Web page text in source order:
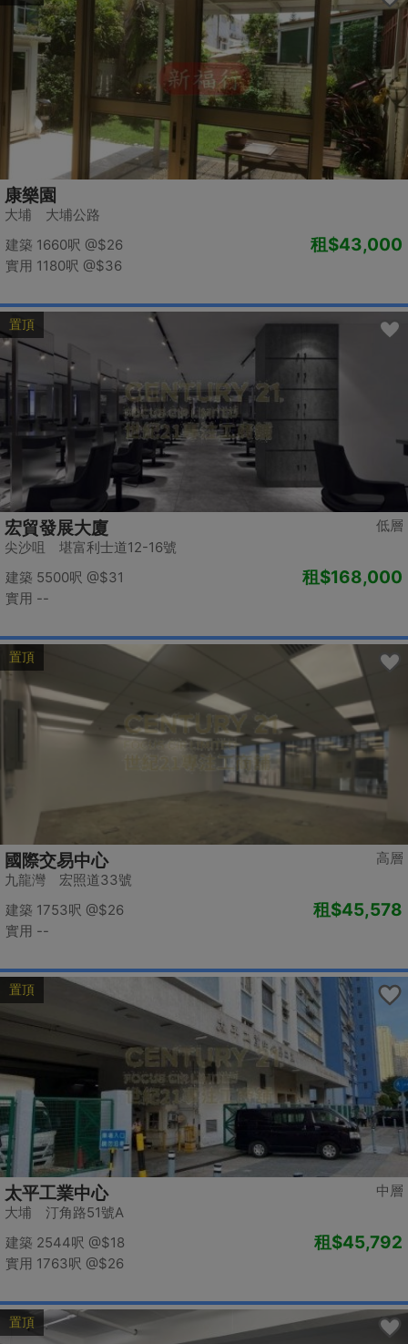
康樂園
大埔 大埔公路
建築 1660呎 @$26
實用 1180呎 @$36
租$43,000
置頂
低層
宏貿發展大廈
尖沙咀 堪富利士道12-16號
建築 5500呎 @$31
實用 --
租$168,000
置頂
高層
國際交易中心
九龍灣 宏照道33號
建築 1753呎 @$26
實用 --
租$45,578
置頂
中層
太平工業中心
大埔 汀角路51號A
建築 2544呎 @$18
實用 1763呎 @$26
租$45,792
置頂